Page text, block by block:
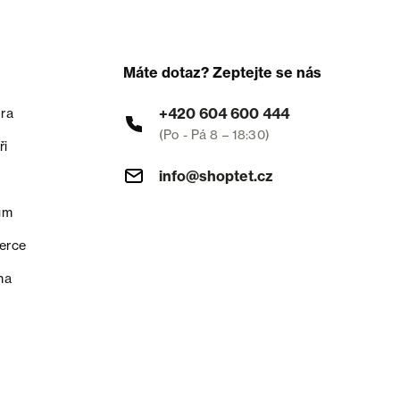
Máte dotaz? Zeptejte se nás
+420 604 600 444
(Po - Pá 8 – 18:30)
info@shoptet.cz